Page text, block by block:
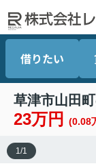
借りたい
草津市山田
23万円 (0.08
1 /1